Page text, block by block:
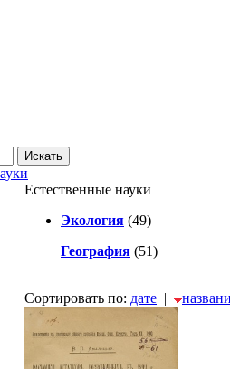
Искать
Естественные науки
Экология (49)
География (51)
Сортировать по: дате |